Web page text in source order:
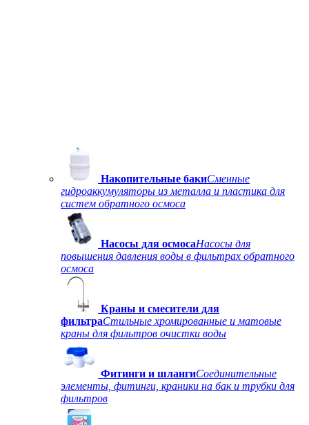
Накопительные бакиСменные
гидроаккумуляторы из металла и пластика для
систем обратного осмоса
Насосы для осмосаНасосы для
повышения давления воды в фильтрах обратного
осмоса
Краны и смесители для
фильтраСтильные хромированные и матовые
краны для фильтров очистки воды
Фитинги и шлангиСоединительные
элементы, фитинги, краники на бак и трубки для
фильтров